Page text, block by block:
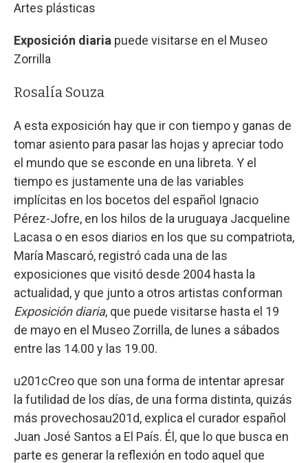
Artes plásticas
Exposición diaria puede visitarse en el Museo
Zorrilla
Rosalía Souza
A esta exposición hay que ir con tiempo y ganas de
tomar asiento para pasar las hojas y apreciar todo
el mundo que se esconde en una libreta. Y el
tiempo es justamente una de las variables
implícitas en los bocetos del español Ignacio
Pérez-Jofre, en los hilos de la uruguaya Jacqueline
Lacasa o en esos diarios en los que su compatriota,
María Mascaró, registró cada una de las
exposiciones que visitó desde 2004 hasta la
actualidad, y que junto a otros artistas conforman
Exposición diaria, que puede visitarse hasta el 19
de mayo en el Museo Zorrilla, de lunes a sábados
entre las 14.00 y las 19.00.
u201cCreo que son una forma de intentar apresar
la futilidad de los días, de una forma distinta, quizás
más provechosau201d, explica el curador español
Juan José Santos a El País. Él, que lo que busca en
parte es generar la reflexión en todo aquel que